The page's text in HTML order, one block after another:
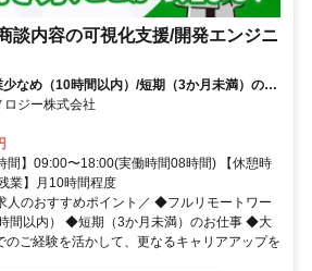
談内容の可視化支援/開発エンジニ
なめ（10時間以内）/短期（3か月未満）のお
のご経験を活かして、更なるキャリアアップ
ジー株式会社
間】09:00〜18:00(実働時間08時間) 【休憩時
業】月10時間程度
人のおすすめポイント／ ◆フルリモートワー
間以内） ◆短期（3か月未満）のお仕事 ◆大
ご経験を活かして、更なるキャリアアップを